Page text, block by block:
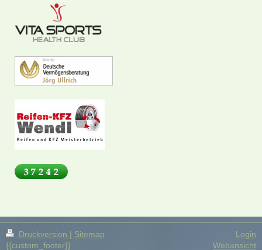
Druckversion | Sitemap
{{custom_footer}}
Login
Webansicht